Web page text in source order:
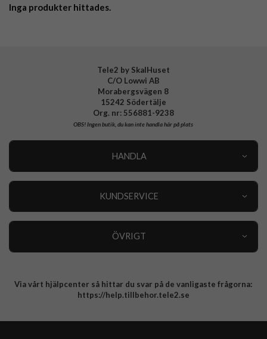
Inga produkter hittades.
Tele2 by SkalHuset
C/O Lowwi AB
Morabergsvägen 8
15242 Södertälje
Org. nr: 556881-9238
OBS!Ingen butik, du kan inte handla här på plats
HANDLA
KUNDSERVICE
ÖVRIGT
Integritetspolicy
Via vårt hjälpcenter så hittar du svar på de vanligaste frågorna:
https://help.tillbehor.tele2.se